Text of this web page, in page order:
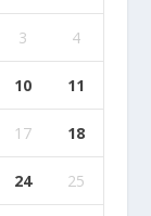
3 4
10 11
17 18
24 25